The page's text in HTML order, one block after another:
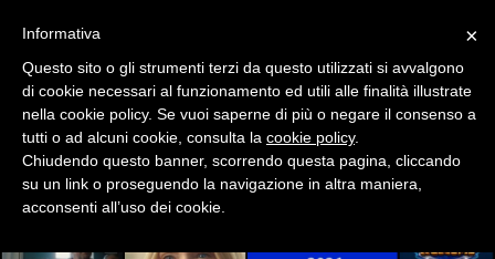
CINEMA
DIGITALE
EDITORIA
×
Informativa
Questo sito o gli strumenti terzi da questo utilizzati si avvalgono
di cookie necessari al funzionamento ed utili alle finalità illustrate
nella cookie policy. Se vuoi saperne di più o negare il consenso a
tutti o ad alcuni cookie, consulta la cookie policy.
Chiudendo questo banner, scorrendo questa pagina, cliccando
su un link o proseguendo la navigazione in altra maniera,
acconsenti all’uso dei cookie.